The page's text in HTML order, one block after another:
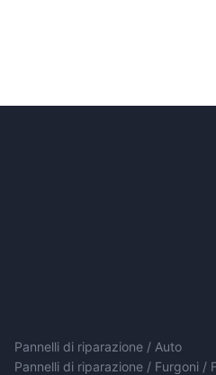
Pannelli di riparazione / Auto
Pannelli di riparazione / Furgoni /